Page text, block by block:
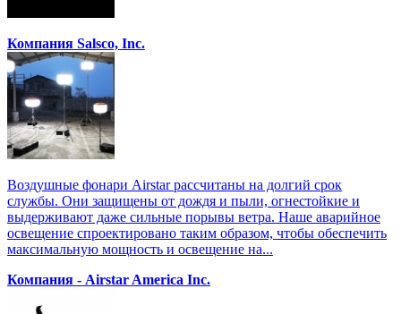
Компания Salsco, Inc.
Воздушные фонари Airstar рассчитаны на долгий срок
службы. Они защищены от дождя и пыли, огнестойкие и
выдерживают даже сильные порывы ветра. Наше аварийное
освещение спроектировано таким образом, чтобы обеспечить
максимальную мощность и освещение на...
Компания - Airstar America Inc.